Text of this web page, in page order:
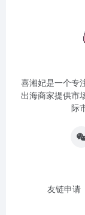
喜湘妃是一个专
出海商家提供市
际
友链申请